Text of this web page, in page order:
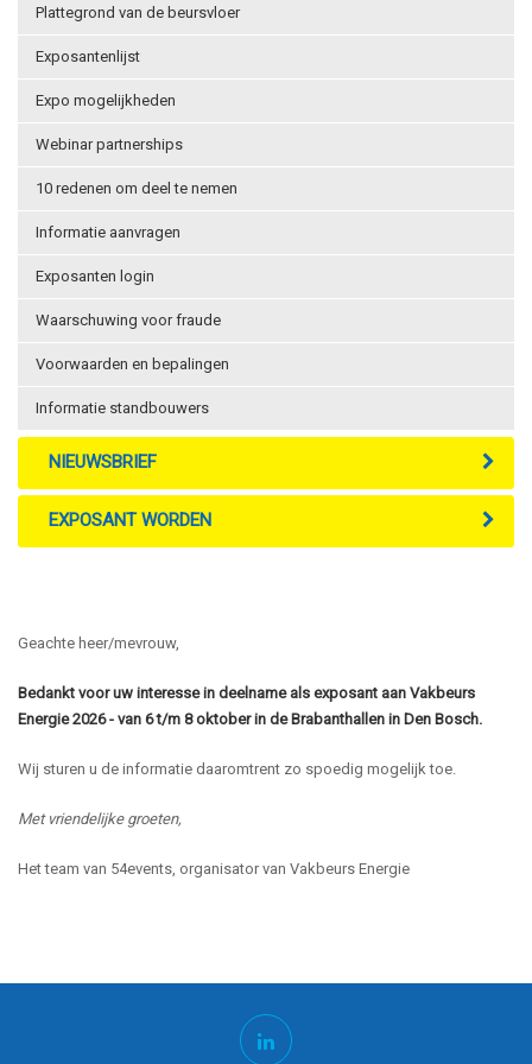
Plattegrond van de beursvloer
Exposantenlijst
Expo mogelijkheden
Webinar partnerships
10 redenen om deel te nemen
Informatie aanvragen
Exposanten login
Waarschuwing voor fraude
Voorwaarden en bepalingen
Informatie standbouwers
NIEUWSBRIEF
EXPOSANT WORDEN
Geachte heer/mevrouw,
Bedankt voor uw interesse in deelname als exposant aan Vakbeurs
Energie 2026 - van 6 t/m 8 oktober in de Brabanthallen in Den Bosch.
Wij sturen u de informatie daaromtrent zo spoedig mogelijk toe.
Met vriendelijke groeten,
Het team van 54events, organisator van Vakbeurs Energie